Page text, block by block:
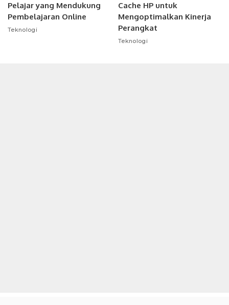
Pelajar yang Mendukung
Pembelajaran Online
Teknologi
Cache HP untuk
Mengoptimalkan Kinerja
Perangkat
Teknologi